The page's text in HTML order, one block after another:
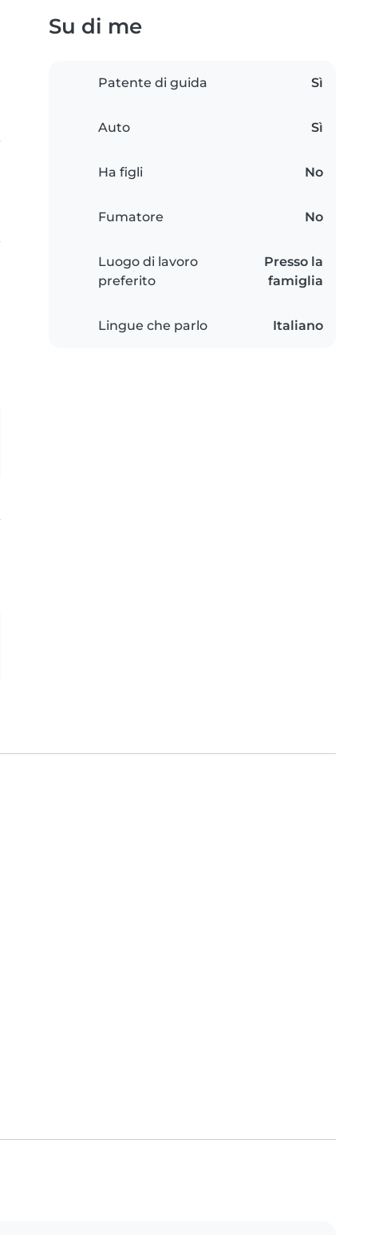
Su di me
Patente di guida Sì
Auto Sì
Ha figli No
Fumatore No
Luogo di lavoro
preferito
Presso la
famiglia
Lingue che parlo Italiano